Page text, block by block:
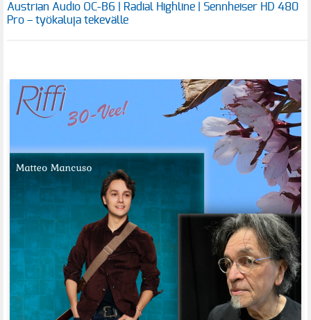
Austrian Audio OC-B6 | Radial Highline | Sennheiser HD 480
Pro – työkaluja tekevälle